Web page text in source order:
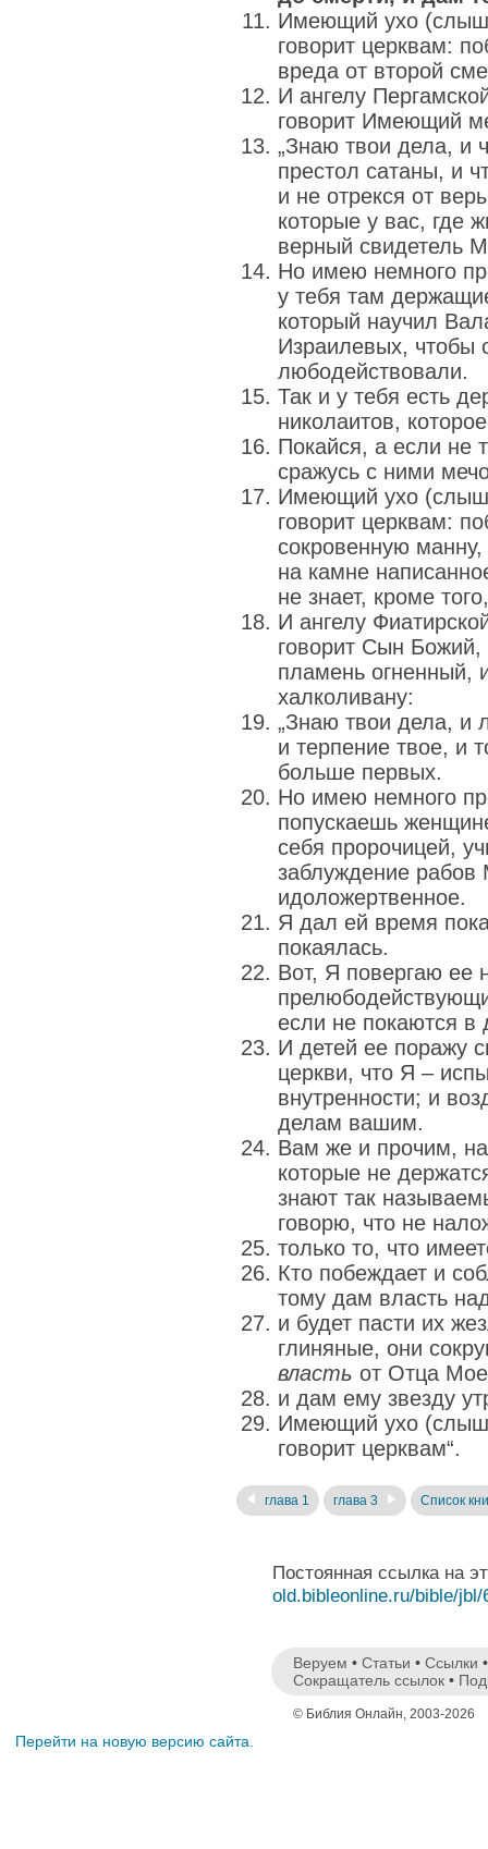
Имеющий ухо
говорит церквам:
вреда от второй
И ангелу
говорит Имеющий
„Знаю твои дела, и
престол сатаны, и
и не отрекся от
которые у вас, где
верный свидетель
Но имею немного
у тебя там
который научил
Израилевых, чтобы
любодействовали.
Так и у тебя есть
николаитов,
Покайся, а если не
сражусь с ними
Имеющий ухо
говорит церквам:
сокровенную
на камне
не знает, кроме
И ангелу
говорит Сын Божий,
пламень огненный,
халколивану:
„Знаю твои дела, и
и терпение твое, и
больше первых.
Но имею немного
попускаешь
себя пророчицей,
заблуждение рабов
идоложертвенное.
Я дал ей время
покаялась.
Вот, Я повергаю ее
если не покаются в
И детей ее поражу
церкви, что Я –
внутренности; и
делам вашим.
Вам же и прочим,
которые не
знают так
говорю, что не
только то, что
Кто побеждает и
тому дам власть
и будет пасти их
глиняные, они
власть от Отца
и дам ему звезду
Имеющий ухо
говорит церквам“.
глава 1 глава 3 Список
Постоянная ссылка на
old.bibleonline.ru/bible/jbl/
Веруем • Статьи • Ссылки
Сокращатель ссылок •
© Библия Онлайн, 2003-2026
Перейти на новую версию сайта.